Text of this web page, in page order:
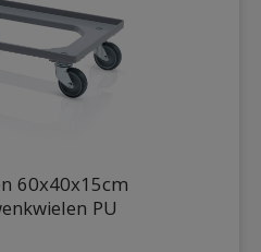
60x40x15cm
PU